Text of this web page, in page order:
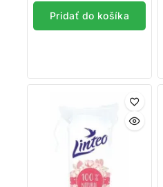
5
Pridať do košíka